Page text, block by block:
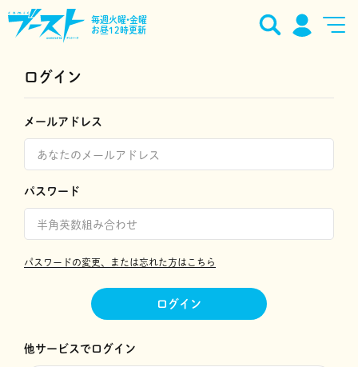
毎週火曜•金曜
お昼12時更新
ログイン
メールアドレス
パスワード
パスワードの変更、または忘れた方はこちら
ログイン
他サービスでログイン